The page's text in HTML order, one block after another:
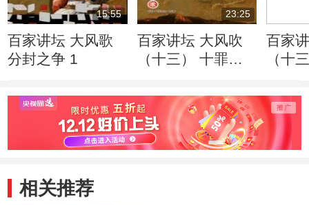
15:55
百家讲坛 大风歌
分封之争 1
23:25
百家讲坛 大风吹
（十三） 十罪项
百家
（十
相关推荐